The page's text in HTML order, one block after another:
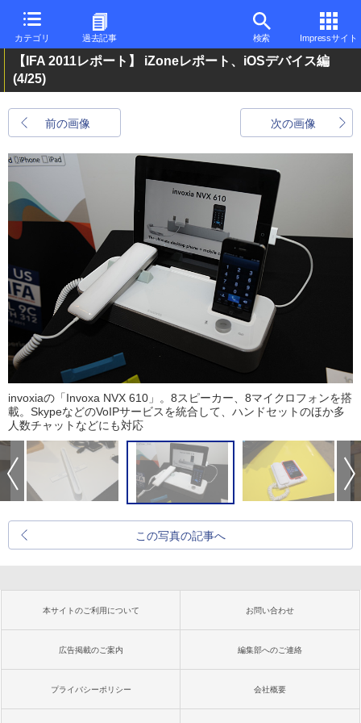
カテゴリ 過去記事 検索 Impressサイト
【IFA 2011レポート】 iZoneレポート、iOSデバイス編
(4/25)
前の画像 次の画像
invoxiaの「Invoxa NVX 610」。8スピーカー、8マイクロフォンを搭
載。SkypeなどのVoIPサービスを統合して、ハンドセットのほか多
人数チャットなどにも対応
この写真の記事へ
本サイトのご利用について お問い合わせ
広告掲載のご案内 編集部へのご連絡
プライバシーポリシー 会社概要